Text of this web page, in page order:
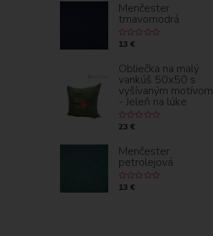
Menčester
tmavomodrá
13 €
Obliečka na malý
vankúš 50x50 s
vyšívaným motívom
- Jeleň na lúke
23 €
Menčester
petrolejová
13 €